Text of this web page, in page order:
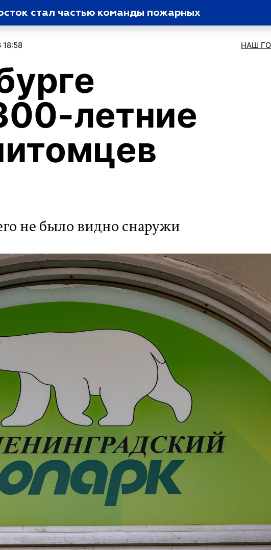
стал частью команды пожарных
НАШ
летние
не было видно снаружи